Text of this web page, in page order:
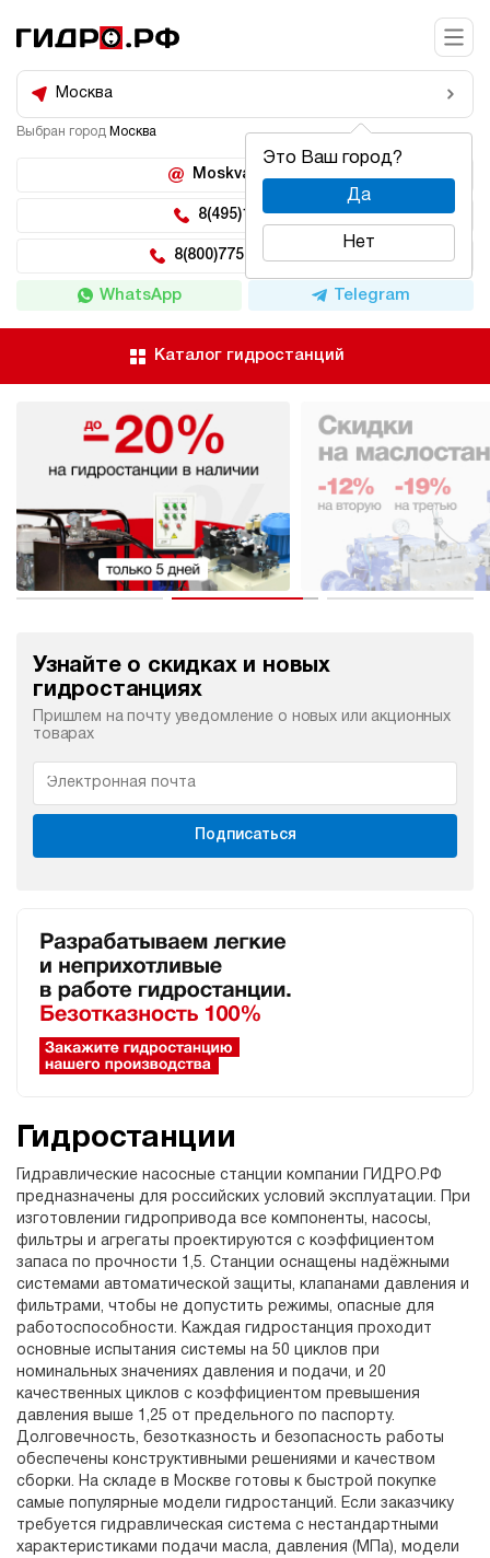
Москва
Это Ваш город?
Да
Нет
Выбран город Москва
Moskva@hidro.ru
8(495)150-04-62
8(800)775-04-62 доб 2
WhatsApp Telegram
Каталог гидростанций
Узнайте о скидках и новых
гидростанциях
Пришлем на почту уведомление о новых или акционных
товарах
Подписаться
Гидростанции
Гидравлические насосные станции компании ГИДРО.РФ
предназначены для российских условий эксплуатации. При
изготовлении гидропривода все компоненты, насосы,
фильтры и агрегаты проектируются с коэффициентом
запаса по прочности 1,5. Станции оснащены надёжными
системами автоматической защиты, клапанами давления и
фильтрами, чтобы не допустить режимы, опасные для
работоспособности. Каждая гидростанция проходит
основные испытания системы на 50 циклов при
номинальных значениях давления и подачи, и 20
качественных циклов с коэффициентом превышения
давления выше 1,25 от предельного по паспорту.
Долговечность, безотказность и безопасность работы
обеспечены конструктивными решениями и качеством
сборки. На складе в Москве готовы к быстрой покупке
самые популярные модели гидростанций. Если заказчику
требуется гидравлическая система с нестандартными
характеристиками подачи масла, давления (МПа), модели